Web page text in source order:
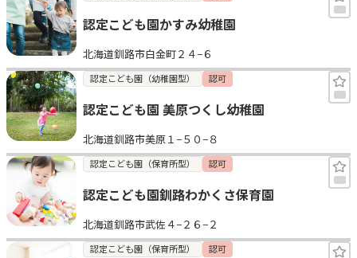
お気に入り
見学日記
メッセージ
おすすめの園
エンクルの特徴と活用方法
コラム
お知らせ
認定こども園かすみ幼稚園
北海道釧路市白金町２４−６
認定こども園（幼稚園型） 認可
認定こども園 美原つくし幼稚園
北海道釧路市美原１−５０−８
認定こども園（保育所型） 認可
認定こども園釧路わかくさ保育園
北海道釧路市武佐４−２６−２
認定こども園（保育所型） 認可